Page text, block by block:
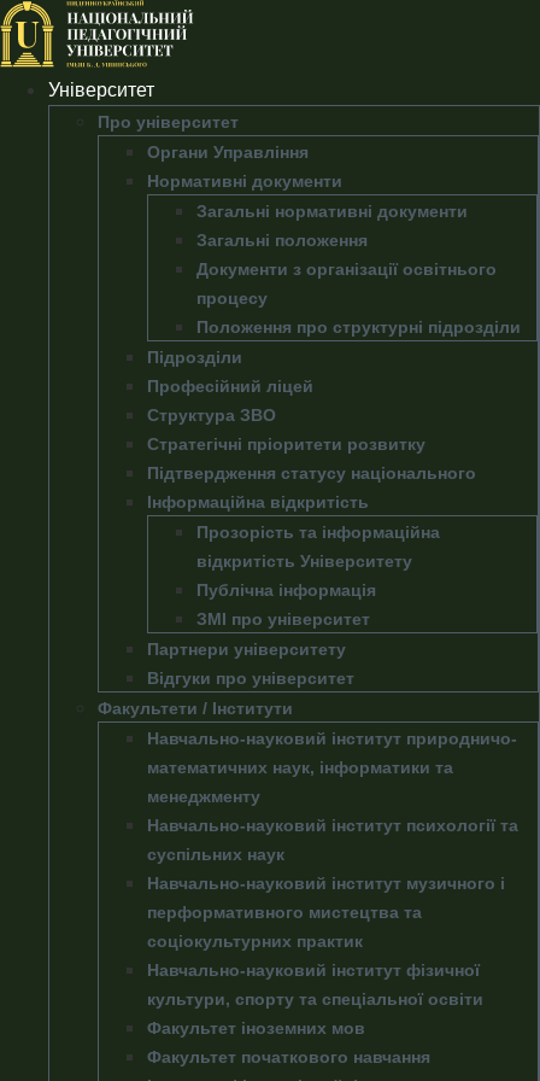
Перейти
до
вмісту
Університет
Про університет
Органи Управління
Нормативні документи
Загальні нормативні документи
Загальні положення
Документи з організації освітнього
процесу
Положення про структурні підрозділи
Підрозділи
Професійний ліцей
Структура ЗВО
Стратегічні пріоритети розвитку
Підтвердження статусу національного
Інформаційна відкритість
Прозорість та інформаційна
відкритість Університету
Публічна інформація
ЗМІ про університет
Партнери університету
Відгуки про університет
Факультети / Інститути
Навчально-науковий інститут природничо-
математичних наук, інформатики та
менеджменту
Навчально-науковий інститут психології та
суспільних наук
Навчально-науковий інститут музичного і
перформативного мистецтва та
соціокультурних практик
Навчально-науковий інститут фізичної
культури, спорту та спеціальної освіти
Факультет іноземних мов
Факультет початкового навчання